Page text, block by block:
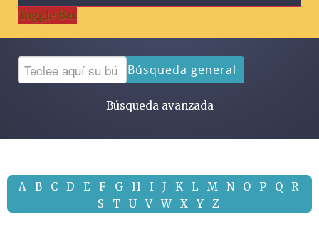
Toggle Bar
Búsqueda general
Búsqueda avanzada
A B C D E F G H I J K L M N O P Q
R
S
T U V W X Y Z